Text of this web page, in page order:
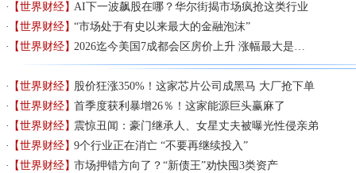
【世界财经】AI下一波飙股在哪？华尔街揭市场疯抢这类行业
【世界财经】“市场处于有史以来最大的金融泡沫”
【世界财经】2026迄今美国7成都会区房价上升 涨幅最大是…
【世界财经】股价狂涨350%！这家芯片公司成黑马 大厂抢下单
【世界财经】首季度获利暴增26％！这家能源巨头赢麻了
【世界财经】震惊丑闻：豪门继承人、女星丈夫被曝光性侵亲弟
【世界财经】9个行业正在消亡 “不要再继续投入”
【世界财经】市场押错方向了？“新债王”劝快囤3类资产